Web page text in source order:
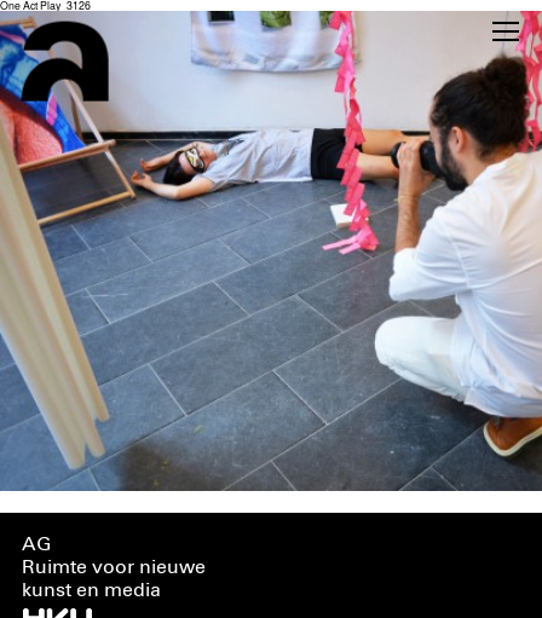
One Act Play_3126
AG
Ruimte voor nieuwe
kunst en media